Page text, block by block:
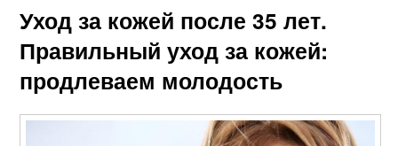
Уход за кожей после 35 лет.
Правильный уход за кожей:
продлеваем молодость